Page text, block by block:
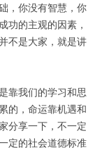
，你没有智慧，你
功的主观的因素，
不是大家，就是讲
靠我们的学习和思
的，命运靠机遇和
分享一下，不一定
定的社会道德标准